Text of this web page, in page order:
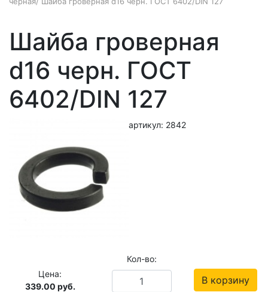
Шайба гроверная
d16 черн. ГОСТ
6402/DIN 127
артикул: 2842
Цена:
339.00 руб.
Кол-во:
В корзину